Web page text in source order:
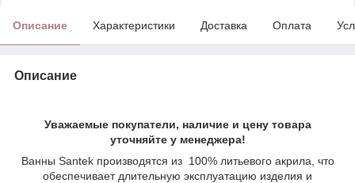
Описание Характеристики Доставка Оплата
Описание
Уважаемые покупатели, наличие и цену товара
уточняйте у менеджера!
Ванны Santek производятся из 100% литьевого акрила, что
обеспечивает длительную эксплуатацию изделия и